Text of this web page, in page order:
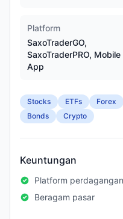
Platform
SaxoTraderGO,
SaxoTraderPRO, Mobile
App
Stocks ETFs Forex
Bonds
Crypto
Keuntungan
Platform
Beragam pasar